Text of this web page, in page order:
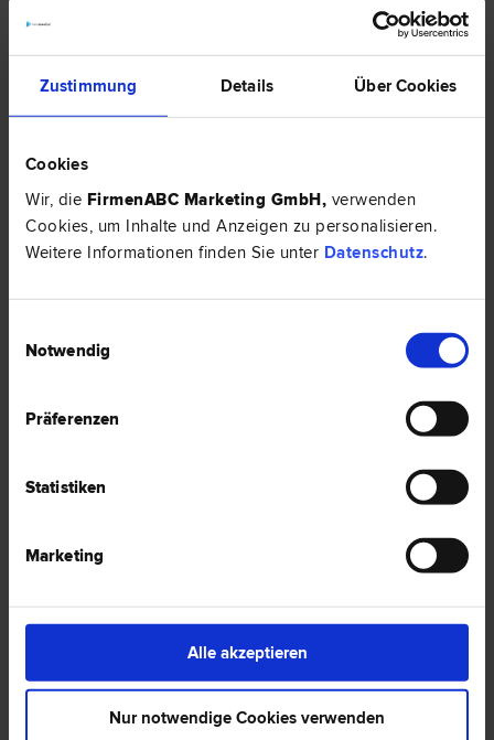
Zustimmung Details Über Cookies
Cookies
Wir, die FirmenABC Marketing GmbH, verwenden
Cookies, um Inhalte und Anzeigen zu personalisieren.
Weitere Informationen finden Sie unter Datenschutz.
Notwendig
Präferenzen
Statistiken
Marketing
Alle akzeptieren
Nur notwendige Cookies verwenden
Top-Rechtsexperten mit ähnlichem Profil in
Klagenfurt:
Mag. Michael WOHLGEMUTH LL.M. (USA)
recht | Zivil­recht
Erfahrungsberichte
zu Mag. Ute HAMMERSCHALL in 9020 Klagenfurt